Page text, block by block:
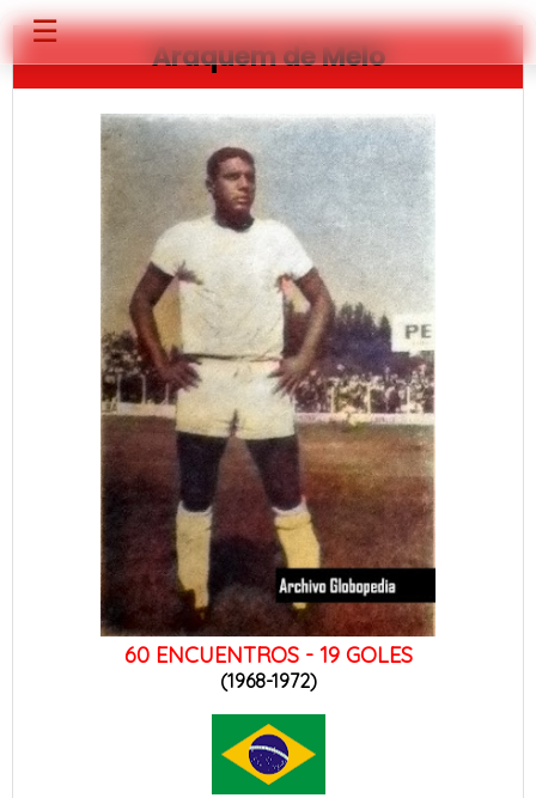
☰
Araquem de Melo
60 ENCUENTROS - 19 GOLES
(1968-1972)